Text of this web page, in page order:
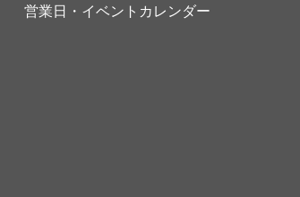
営業日・イベントカレンダー